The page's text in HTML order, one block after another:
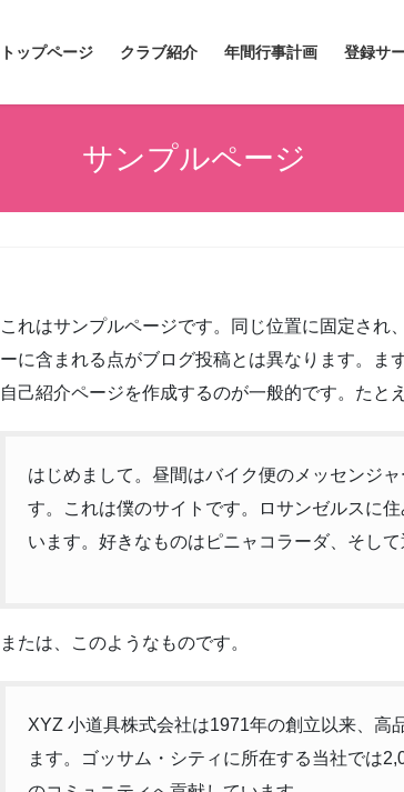
トップページ クラブ紹介 年間行事計画 登録サ
サンプルページ
これはサンプルページです。同じ位置に固定され
ーに含まれる点がブログ投稿とは異なります。ま
自己紹介ページを作成するのが一般的です。たと
はじめまして。昼間はバイク便のメッセンジ
す。これは僕のサイトです。ロサンゼルスに
います。好きなものはピニャコラーダ、そして
または、このようなものです。
XYZ 小道具株式会社は1971年の創立以来、高
ます。ゴッサム・シティに所在する当社では